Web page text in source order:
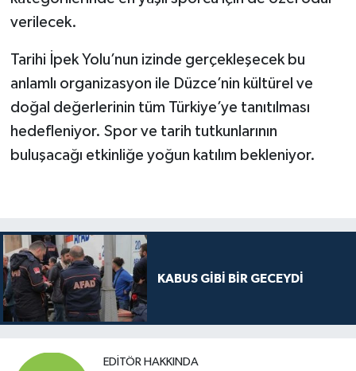
verilecek.
Tarihi İpek Yolu’nun izinde gerçekleşecek bu
anlamlı organizasyon ile Düzce’nin kültürel ve
doğal değerlerinin tüm Türkiye’ye tanıtılması
hedefleniyor. Spor ve tarih tutkunlarının
buluşacağı etkinliğe yoğun katılım bekleniyor.
KABUS GİBİ BİR GECEYDİ
EDITÖR HAKKINDA